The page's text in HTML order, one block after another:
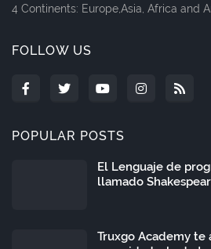
4 Continents: Europe,Asia, Africa and
FOLLOW US
POPULAR POSTS
El Lenguaje de
llamado
Truxgo Academy